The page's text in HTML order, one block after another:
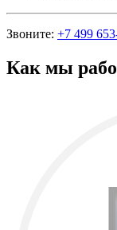
Звоните: +7 499
Как мы